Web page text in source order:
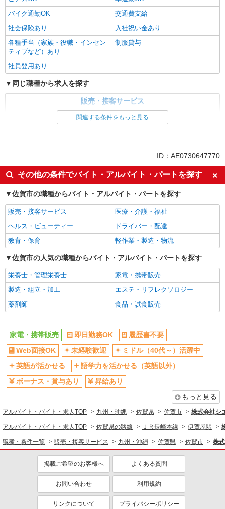
バイク通勤OK
交通費支給
社会保険あり
入社祝い金あり
各種手当（家族・役職・インセン
ティブなど）あり
制服貸与
社員登用あり
同じ職種から求人を探す
販売・接客サービス
英語が活かせる
ボーナス・賞与あり
日払い
車通勤OK
交通費支給
社会保険あり
社員登用あり
関連する条件をもっと見る
ID：AE0730647770
その他の条件でバイト・アルバイト・パートを探す
佐賀市の職種からバイト・アルバイト・パートを探す
販売・接客サービス
医療・介護・福祉
ヘルス・ビューティー
ドライバー・配達
教育・保育
軽作業・製造・物流
佐賀市の人気の職種からバイト・アルバイト・パートを探す
栄養士・管理栄養士
家電・携帯販売
製造・組立・加工
エステ・リフレクソロジー
薬剤師
食品・試食販売
家電・携帯販売 即日勤務OK
履歴書不要
Web面接OK
未経験歓迎
ミドル（40代～）活躍中
英語が活かせる
語学力を活かせる（英語以外）
ボーナス・賞与あり
昇給あり
もっと見る
アルバイト・バイト・求人TOP 九州・沖縄 佐賀県 佐賀市 株式会社シ
アルバイト・バイト・求人TOP 佐賀県の路線 ＪＲ長崎本線 伊賀屋駅
職種・条件一覧 販売・接客サービス 九州・沖縄 佐賀県 佐賀市 株
掲載ご希望のお客様へ よくある質問
お問い合わせ 利用規約
リンクについて プライバシーポリシー